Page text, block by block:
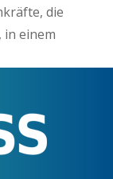
die
einem